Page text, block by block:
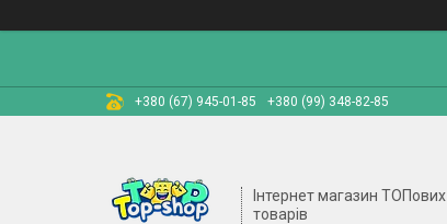
+380 (67) 945-01-85 +380 (99) 348-82-85
Інтернет магазин ТОПових
товарів